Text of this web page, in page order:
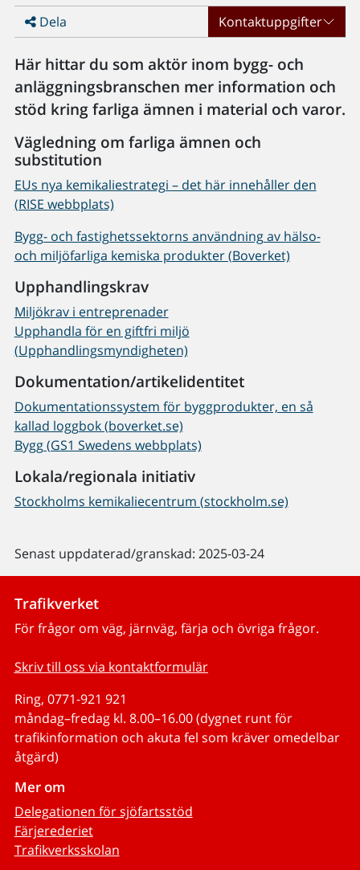
Dela Kontaktuppgifter
Här hittar du som aktör inom bygg- och
anläggningsbranschen mer information och
stöd kring farliga ämnen i material och varor.
Vägledning om farliga ämnen och
substitution
EUs nya kemikaliestrategi – det här innehåller den
(RISE webbplats)
Bygg- och fastighetssektorns användning av hälso-
och miljöfarliga kemiska produkter (Boverket)
Upphandlingskrav
Miljökrav i entreprenader
Upphandla för en giftfri miljö
(Upphandlingsmyndigheten)
Dokumentation/artikelidentitet
Dokumentationssystem för byggprodukter, en så
kallad loggbok (boverket.se)
Bygg (GS1 Swedens webbplats)
Lokala/regionala initiativ
Stockholms kemikaliecentrum (stockholm.se)
Senast uppdaterad/granskad: 2025-03-24
Trafikverket
För frågor om väg, järnväg, färja och övriga frågor.
Skriv till oss via kontaktformulär
Ring, 0771-921 921
måndag–fredag kl. 8.00–16.00 (dygnet runt för
trafikinformation och akuta fel som kräver omedelbar
åtgärd)
Mer om
Delegationen för sjöfartsstöd
Färjerederiet
Trafikverksskolan